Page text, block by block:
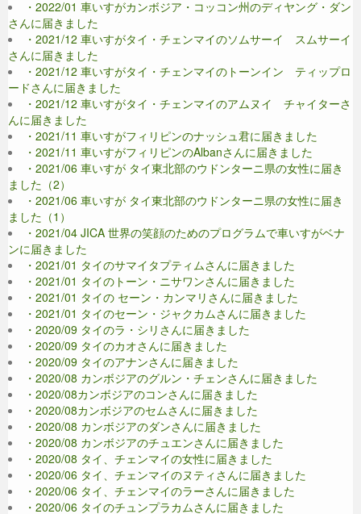
・2022/01 車いすがカンボジア・コッコン州のディヤング・ダン
さんに届きました
・2021/12 車いすがタイ・チェンマイのソムサーイ スムサーイ
さんに届きました
・2021/12 車いすがタイ・チェンマイのトーンイン ティップロ
ードさんに届きました
・2021/12 車いすがタイ・チェンマイのアムヌイ チャイターさ
んに届きました
・2021/11 車いすがフィリピンのナッシュ君に届きました
・2021/11 車いすがフィリピンのAlbanさんに届きました
・2021/06 車いすが タイ東北部のウドンターニ県の女性に届き
ました（2）
・2021/06 車いすが タイ東北部のウドンターニ県の女性に届き
ました（1）
・2021/04 JICA 世界の笑顔のためのプログラムで車いすがベナ
ンに届きました
・2021/01 タイのサマイタプティムさんに届きました
・2021/01 タイのトーン・ニサワンさんに届きました
・2021/01 タイの セーン・カンマリさんに届きました
・2021/01 タイのセーン・ジャクカムさんに届きました
・2020/09 タイのラ・シリさんに届きました
・2020/09 タイのカオさんに届きました
・2020/09 タイのアナンさんに届きました
・2020/08 カンボジアのグルン・チェンさんに届きました
・2020/08カンボジアのコンさんに届きました
・2020/08カンボジアのセムさんに届きました
・2020/08 カンボジアのダンさんに届きました
・2020/08 カンボジアのチュエンさんに届きました
・2020/08 タイ、チェンマイの女性に届きました
・2020/06 タイ、チェンマイのヌティさんに届きました
・2020/06 タイ、チェンマイのラーさんに届きました
・2020/06 タイのチュンプラカムさんに届きました